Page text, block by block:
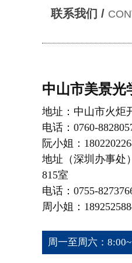
联系我们 /
中山市美景光
地址：中山市火炬
电话：0760-
阮小姐：
地址（深圳办事处
815室
电话：0755-
周小姐：
周一至周六：